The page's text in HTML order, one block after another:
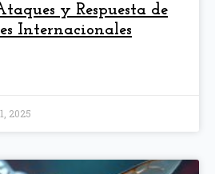
y Respuesta de
Internacionales
2025